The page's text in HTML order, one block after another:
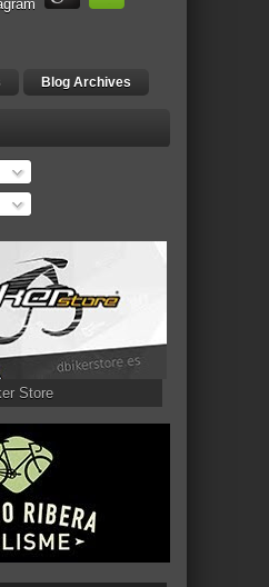
Blog Archives
Store